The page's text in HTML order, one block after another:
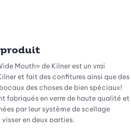
Mouth» de Kilner est un vrai
et fait des confitures ainsi que des
des choses de bien spéciaux!
fabriqués en verre de haute qualité et
par leur système de scellage
en deux parties.